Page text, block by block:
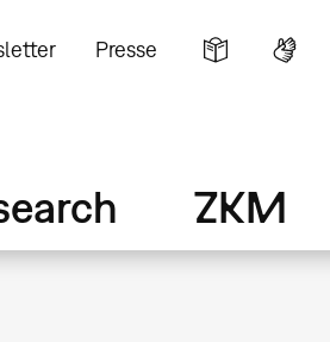
Presse
ZKM